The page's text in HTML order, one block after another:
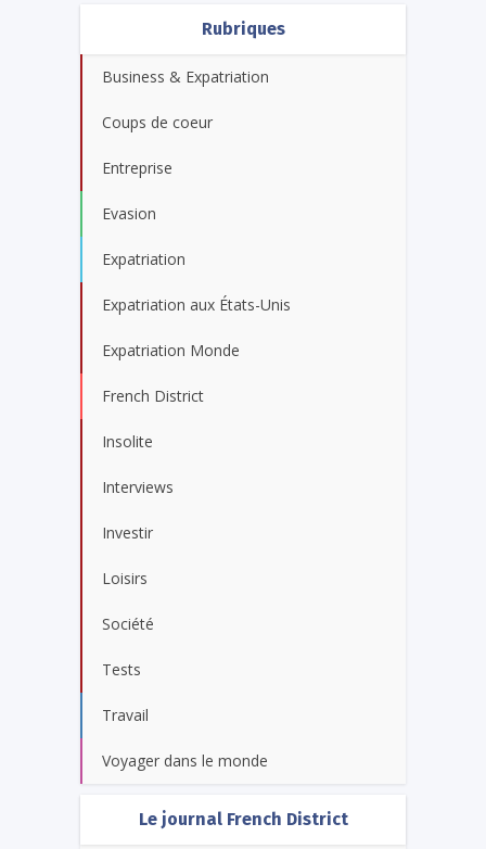
Rubriques
Business & Expatriation
Coups de coeur
Entreprise
Evasion
Expatriation
Expatriation aux États-Unis
Expatriation Monde
French District
Insolite
Interviews
Investir
Loisirs
Société
Tests
Travail
Voyager dans le monde
Le journal French District